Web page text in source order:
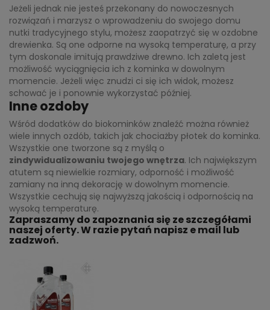
Jeżeli jednak nie jesteś przekonany do nowoczesnych
rozwiązań i marzysz o wprowadzeniu do swojego domu
nutki tradycyjnego stylu, możesz zaopatrzyć się w ozdobne
drewienka. Są one odporne na wysoką temperaturę, a przy
tym doskonale imitują prawdziwe drewno. Ich zaletą jest
możliwość wyciągnięcia ich z kominka w dowolnym
momencie. Jeżeli więc znudzi ci się ich widok, możesz
schować je i ponownie wykorzystać później.
Inne ozdoby
Wśród dodatków do biokominków znaleźć można również
wiele innych ozdób, takich jak chociażby płotek do kominka.
Wszystkie one tworzone są z myślą o
zindywidualizowaniu twojego wnętrza. Ich największym
atutem są niewielkie rozmiary, odporność i możliwość
zamiany na inną dekorację w dowolnym momencie.
Wszystkie cechują się najwyższą jakością i odpornością na
wysoką temperaturę.
Zapraszamy do zapoznania się ze szczegółami
naszej oferty. W razie pytań napisz e mail lub
zadzwoń.